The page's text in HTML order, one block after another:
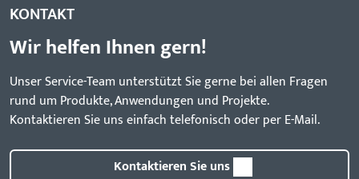
KONTAKT
Wir helfen Ihnen gern!
Unser Service-Team unterstützt Sie gerne bei allen Fragen
rund um Produkte, Anwendungen und Projekte.
Kontaktieren Sie uns einfach telefonisch oder per E-Mail.
Kontaktieren Sie uns